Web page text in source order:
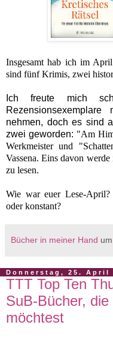
Insgesamt hab ich im
sind fünf Krimis, zwei
Ich freute mich
nehmen, doch es sind
zwei geworden: "Am
Werkmeister und "
Vassena. Eins davon
zu lesen.
Wie war euer Lese-April?
oder konstant?
Bücher in meiner Hand um
Donnerstag, 25. April
TTT Top Ten
SuB-Bücher,
möchtest